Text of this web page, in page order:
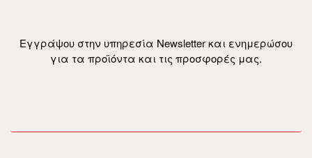
Εγγράψου στην υπηρεσία Newsletter και ενημερώσου
για τα προϊόντα και τις προσφορές μας.